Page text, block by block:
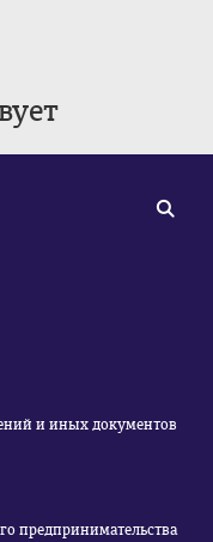
и иных документов
предпринимательства